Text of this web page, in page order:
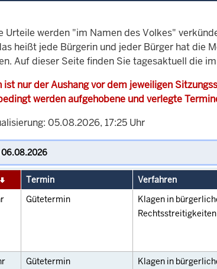
Urteile werden "im Namen des Volkes"
heißt jede Bürgerin und jeder Bürger hat die
Auf dieser Seite finden Sie tagesaktuell die
ist nur der Aushang vor dem jeweiligen
werden aufgehobene und verlegte
05.08.2026, 17:25 Uhr
Termin Verfahren
Gütetermin
Klagen in
Rechtsstreitigkeiten
Gütetermin
Klagen in